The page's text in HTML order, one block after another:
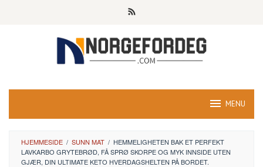
MENU
HJEMMESIDE / SUNN MAT / HEMMELIGHETEN BAK ET PERFEKT
LAVKARBO GRYTEBRØD, FÅ SPRØ SKORPE OG MYK INNSIDE UTEN
GJÆR, DIN ULTIMATE KETO HVERDAGSHELTEN PÅ BORDET.